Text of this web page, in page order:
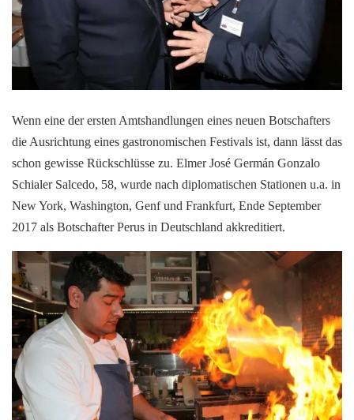
Wenn eine der ersten Amtshandlungen eines neuen Botschafters
die Ausrichtung eines gastronomischen Festivals ist, dann lässt das
schon gewisse Rückschlüsse zu. Elmer José Germán Gonzalo
Schialer Salcedo, 58, wurde nach diplomatischen Stationen u.a. in
New York, Washington, Genf und Frankfurt, Ende September
2017 als Botschafter Perus in Deutschland akkreditiert.